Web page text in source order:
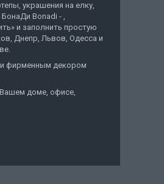
украшения на елку,
Bonadi - ,
и заполнить простую
Днепр, Львов, Одесса и
и фирменным декором
доме, офисе,